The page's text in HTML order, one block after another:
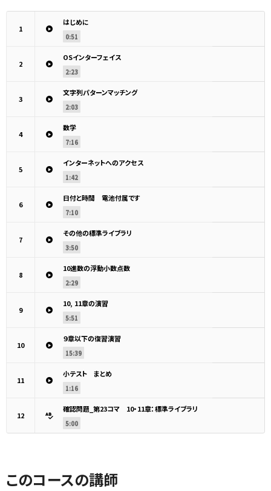
1
はじめに
0:51
2
OSインターフェイス
2:23
3
文字列パターンマッチング
2:03
4
数学
7:16
5
インターネットへのアクセス
1:42
6
日付と時間 電池付属です
7:10
7
その他の標準ライブラリ
3:50
8
10進数の浮動小数点数
2:29
9
10, 11章の演習
5:51
10
９章以下の復習演習
15:39
11
小テスト まとめ
1:16
12
確認問題_第23コマ 10・11章：標準ライブラリ
5:00
このコースの講師